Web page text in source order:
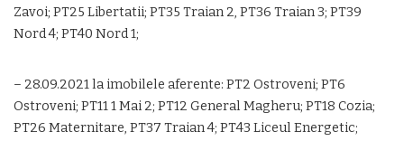
Zavoi; PT25 Libertatii; PT35 Traian 2, PT36 Traian 3; PT39
Nord 4; PT40 Nord 1;
– 28.09.2021 la imobilele aferente: PT2 Ostroveni; PT6
Ostroveni; PT11 1 Mai 2; PT12 General Magheru; PT18 Cozia;
PT26 Maternitare, PT37 Traian 4; PT43 Liceul Energetic;